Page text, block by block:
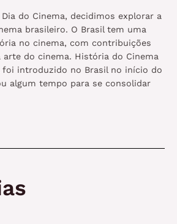
do Cinema, decidimos explorar a
brasileiro. O Brasil tem uma
no cinema, com contribuições
arte do cinema. História do Cinema
foi introduzido no Brasil no início do
algum tempo para se consolidar